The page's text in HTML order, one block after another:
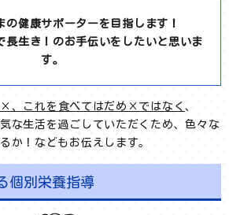
の健康サポーターを目指します！
長生き！のお手伝いをしたいと思いま
す。
×、これを食べてはだめ×ではなく、
な生活を過ごしていただくため、色々な
か！などもお伝えします。
個別栄養指導